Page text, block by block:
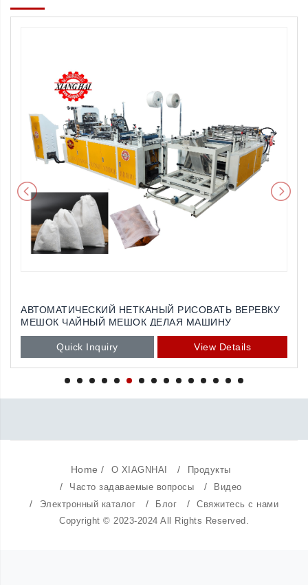
АВТОМАТИЧЕСКИЙ PE МОЛНИЯ СЛАЙДЕР СУМКА
ДЕЛАЯ МАШИНУ
Quick Inquiry View Details
Home / О XIAGNHAI / Продукты
/ Часто задаваемые вопросы / Видео
/ Электронный каталог / Блог /
Свяжитесь с нами
Copyright © 2023-2024 All Rights Reserved.